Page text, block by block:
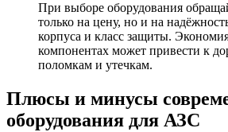
При выборе оборудования
только на цену, но и на
корпуса и класс защиты.
компонентах может привести к
поломкам и утечкам.
Плюсы и минусы
оборудования для АЗС